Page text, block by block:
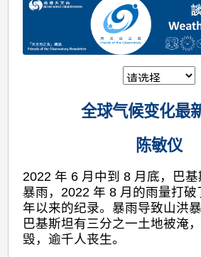
全球气候变化最
陈敏仪
2022 年 6 月中到 8 月底，巴
暴雨，2022 年 8 月的雨量打
年以来的纪录。暴雨导致山洪
巴基斯坦有三分之一土地被淹
毁，逾千人丧生。